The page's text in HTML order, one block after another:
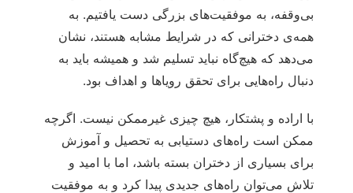
بی‌وقفه، به موفقیت‌های بزرگی دست یافتیم. به
همه‌ی دخترانی که در شرایط مشابه هستند، نشان
می‌دهد که هیچ‌گاه نباید تسلیم شد و همیشه باید به
دنبال راه‌هایی برای تحقق رویاها و اهداف بود.
با اراده و پشتکار، هیچ چیزی غیرممکن نیست. اگرچه
ممکن است راه‌های دستیابی به تحصیل و آموزش
برای بسیاری از دختران بسته باشد، اما با امید و
تلاش می‌توان راه‌های جدیدی پیدا کرد و به موفقیت